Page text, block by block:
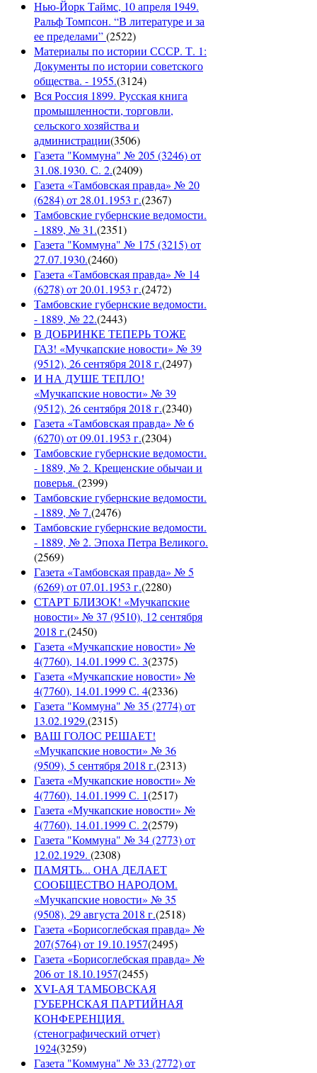
Нью-Йорк Таймс, 10 апреля 1949.
Ральф Томпсон. “В литературе и за
ее пределами”(2522)
Материалы по истории СССР. Т. 1:
Документы по истории советского
общества. - 1955.(3124)
Вся Россия 1899. Русская книга
промышленности, торговли,
сельского хозяйства и
администрации(3506)
Газета "Коммуна" № 205 (3246) от
31.08.1930. С. 2.(2409)
Газета «Тамбовская правда» № 20
(6284) от 28.01.1953 г.(2367)
Тамбовские губернские ведомости.
- 1889, № 31.(2351)
Газета "Коммуна" № 175 (3215) от
27.07.1930.(2460)
Газета «Тамбовская правда» № 14
(6278) от 20.01.1953 г.(2472)
Тамбовские губернские ведомости.
- 1889, № 22.(2443)
В ДОБРИНКЕ ТЕПЕРЬ ТОЖЕ
ГАЗ! «Мучкапские новости» № 39
(9512), 26 сентября 2018 г.(2497)
И НА ДУШЕ ТЕПЛО!
«Мучкапские новости» № 39
(9512), 26 сентября 2018 г.(2340)
Газета «Тамбовская правда» № 6
(6270) от 09.01.1953 г.(2304)
Тамбовские губернские ведомости.
- 1889, № 2. Крещенские обычаи и
поверья. (2399)
Тамбовские губернские ведомости.
- 1889, № 7.(2476)
Тамбовские губернские ведомости.
- 1889, № 2. Эпоха Петра Великого.
(2569)
Газета «Тамбовская правда» № 5
(6269) от 07.01.1953 г.(2280)
СТАРТ БЛИЗОК! «Мучкапские
новости» № 37 (9510), 12 сентября
2018 г.(2450)
Газета «Мучкапские новости» №
4(7760), 14.01.1999 С. 3(2375)
Газета «Мучкапские новости» №
4(7760), 14.01.1999 С. 4(2336)
Газета "Коммуна" № 35 (2774) от
13.02.1929.(2315)
ВАШ ГОЛОС РЕШАЕТ!
«Мучкапские новости» № 36
(9509), 5 сентября 2018 г.(2313)
Газета «Мучкапские новости» №
4(7760), 14.01.1999 С. 1(2517)
Газета «Мучкапские новости» №
4(7760), 14.01.1999 С. 2(2579)
Газета "Коммуна" № 34 (2773) от
12.02.1929. (2308)
ПАМЯТЬ... ОНА ДЕЛАЕТ
СООБЩЕСТВО НАРОДОМ.
«Мучкапские новости» № 35
(9508), 29 августа 2018 г.(2518)
Газета «Борисоглебская правда» №
207(5764) от 19.10.1957(2495)
Газета «Борисоглебская правда» №
206 от 18.10.1957(2455)
XVI-АЯ ТАМБОВСКАЯ
ГУБЕРНСКАЯ ПАРТИЙНАЯ
КОНФЕРЕНЦИЯ.
(стенографический отчет)
1924(3259)
Газета "Коммуна" № 33 (2772) от